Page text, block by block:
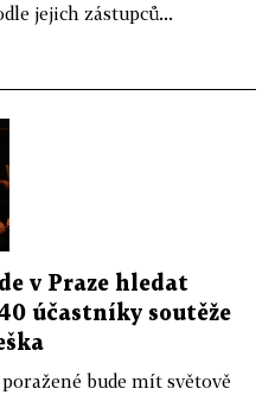
jejich zástupců...
v Praze hledat
účastníky soutěže
bude mít světově